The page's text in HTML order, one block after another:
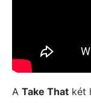
A Take That két